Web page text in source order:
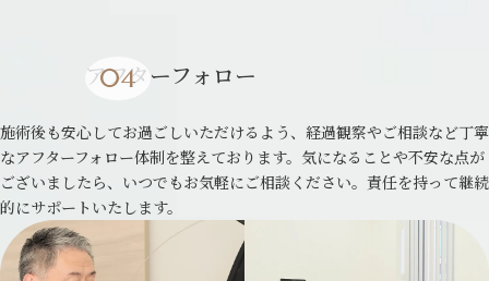
アフターフォロー
施術後も安心してお過ごしいただけるよう、経過観察やご相談など丁寧
なアフターフォロー体制を整えております。気になることや不安な点が
ございましたら、いつでもお気軽にご相談ください。責任を持って継続
的にサポートいたします。